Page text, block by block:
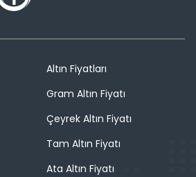
Altın Fiyatları
Gram Altın Fiyatı
Çeyrek Altın Fiyatı
Tam Altın Fiyatı
Ata Altın Fiyatı